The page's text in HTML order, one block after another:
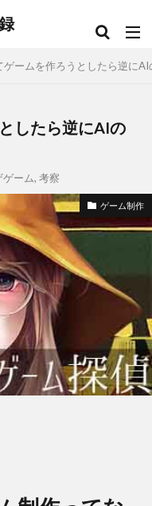
ゲームを作ろうとしたら逆に
したら逆にAIの
ゲーム, 考察
ゲーム制作